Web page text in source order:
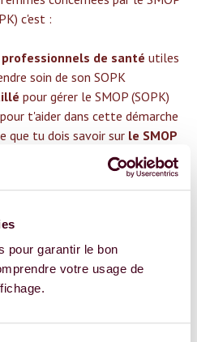
pour garantir le bon
votre usage de
c'est :‍
professionnels de santé utiles
soin de son SOPK
pour gérer le SMOP (SOPK)
t'aider dans cette démarche
que tu dois savoir sur le SMOP
SPÉCIALISTE
déjà accompagnées !